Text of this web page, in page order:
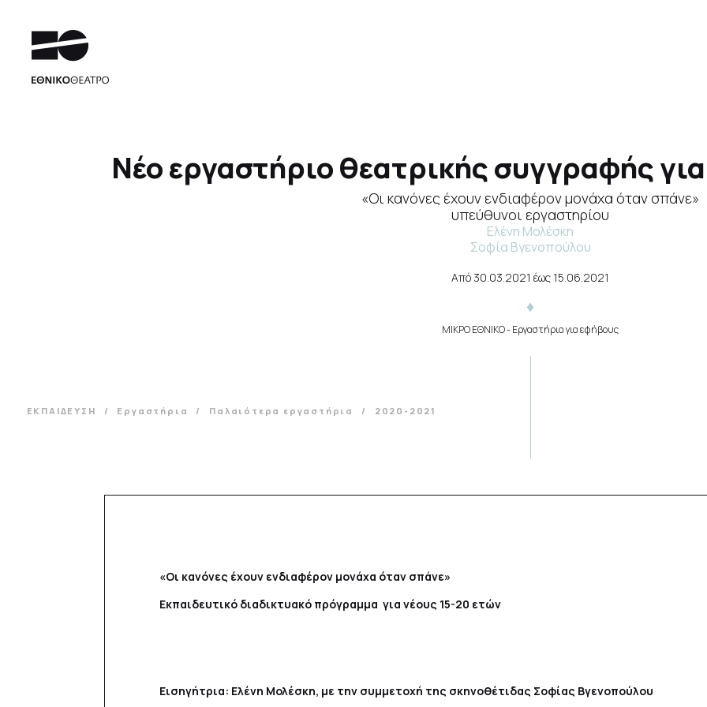
Νέο εργαστήριο θεατρικής συγγραφής
«Οι κανόνες έχουν ενδιαφέρον μονάχα όταν σπάνε»
υπεύθυνοι εργαστηρίου
Ελένη Μολέσκη
Σοφία Βγενοπούλου
Από 30.03.2021 έως 15.06.2021
ΜΙΚΡΟ ΕΘΝΙΚΟ- Εργαστήρια για εφήβους
ΕΚΠΑΙΔΕΥΣΗ Εργαστήρια Παλαιότερα εργαστήρια 2020-2021
«Οι κανόνες έχουν ενδιαφέρον μονάχα όταν σπάνε»
Εκπαιδευτικό διαδικτυακό πρόγραμμα για νέους 15-20 ετών
Εισηγήτρια: Ελένη Μολέσκη, με την συμμετοχή της σκηνοθέτιδας Σοφίας Βγενοπούλου